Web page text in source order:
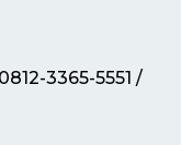
3365-5551 /